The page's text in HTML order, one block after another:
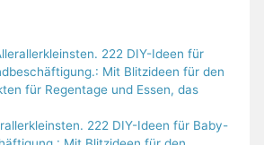
222 DIY-Ideen für Baby-